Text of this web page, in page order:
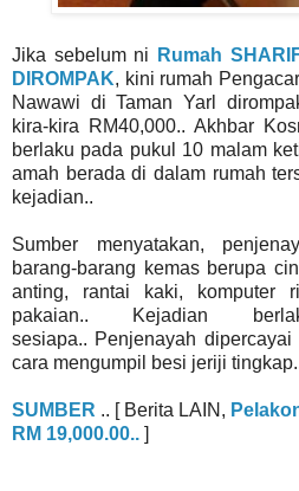
Jika sebelum ni
Rumah
DIROMPAK, kini rumah
Nawawi di Taman Yarl
kira-kira RM40,000.. Akhbar
berlaku pada pukul 10 malam
amah berada di dalam rumah
kejadian..
Sumber menyatakan,
barang-barang kemas berupa
anting, rantai kaki, komputer
pakaian.. Kejadian
sesiapa.. Penjenayah
cara mengumpil besi jeriji
SUMBER .. [ Berita LAIN,
RM 19,000.00.. ]